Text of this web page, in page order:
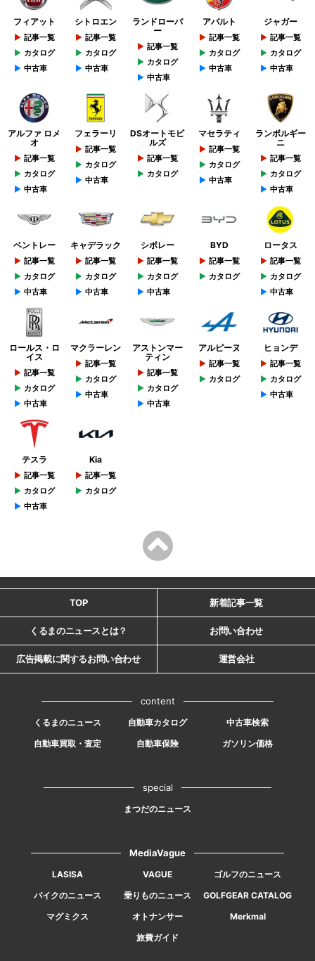
フィアット
記事一覧
カタログ
中古車
シトロエン
記事一覧
カタログ
中古車
ランドローバ
ー
記事一覧
カタログ
中古車
アバルト
記事一覧
カタログ
中古車
ジャガー
記事一覧
カタログ
中古車
アルファ ロメ
オ
記事一覧
カタログ
中古車
フェラーリ
記事一覧
カタログ
中古車
DSオートモビ
ルズ
記事一覧
カタログ
マセラティ
記事一覧
カタログ
中古車
ランボルギー
ニ
記事一覧
カタログ
中古車
ベントレー
記事一覧
カタログ
中古車
キャデラック
記事一覧
カタログ
中古車
シボレー
記事一覧
カタログ
中古車
BYD
記事一覧
カタログ
ロータス
記事一覧
カタログ
中古車
ロールス・ロ
イス
記事一覧
カタログ
中古車
マクラーレン
記事一覧
カタログ
中古車
アストンマー
ティン
記事一覧
カタログ
中古車
アルピーヌ
記事一覧
カタログ
ヒョンデ
記事一覧
カタログ
中古車
テスラ
記事一覧
カタログ
中古車
Kia
記事一覧
カタログ
TOP 新着記事一覧
くるまのニュースとは？ お問い合わせ
広告掲載に関するお問い合わせ 運営会社
content
くるまのニュース 自動車カタログ
中古車検索
自動車買取・査定
自動車保険 ガソリン価格
special
まつだのニュース
MediaVague
LASISA VAGUE
ゴルフのニュース
バイクのニュース
乗りものニュース
GOLFGEAR CATALOG
マグミクス
オトナンサー
Merkmal
旅費ガイド